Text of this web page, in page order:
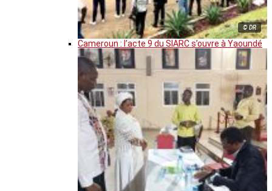
© DR
Cameroun : l’acte 9 du SIARC s’ouvre à Yaoundé